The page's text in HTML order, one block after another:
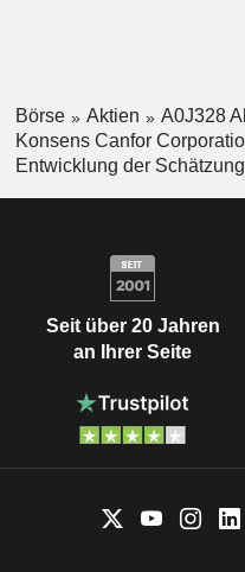
Börse Aktien
A0J328
Konsens Canfor
Entwicklung der
Seit über 20 Jahren
an Ihrer Seite